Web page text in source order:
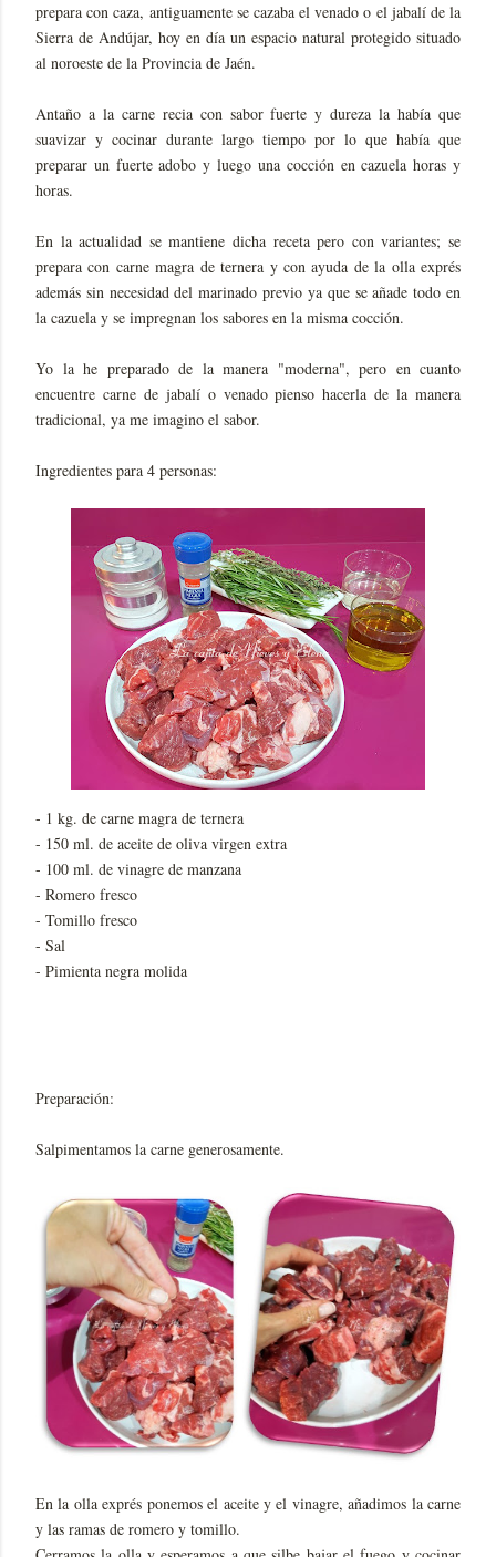
prepara con caza, antiguamente se cazaba el venado o el jabalí de la
Sierra de Andújar, hoy en día un espacio natural protegido situado
al noroeste de la Provincia de Jaén.
Antaño a la carne recia con sabor fuerte y dureza la había que
suavizar y cocinar durante largo tiempo por lo que había que
preparar un fuerte adobo y luego una cocción en cazuela horas y
horas.
En la actualidad se mantiene dicha receta pero con variantes; se
prepara con carne magra de ternera y con ayuda de la olla exprés
además sin necesidad del marinado previo ya que se añade todo en
la cazuela y se impregnan los sabores en la misma cocción.
Yo la he preparado de la manera "moderna", pero en cuanto
encuentre carne de jabalí o venado pienso hacerla de la manera
tradicional, ya me imagino el sabor.
Ingredientes para 4 personas:
- 1 kg. de carne magra de ternera
- 150 ml. de aceite de oliva virgen extra
- 100 ml. de vinagre de manzana
- Romero fresco
- Tomillo fresco
- Sal
- Pimienta negra molida
Preparación:
Salpimentamos la carne generosamente.
En la olla exprés ponemos el aceite y el vinagre, añadimos la carne
y las ramas de romero y tomillo.